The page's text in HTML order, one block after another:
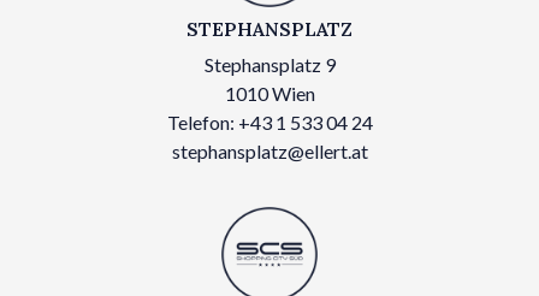
STEPHANSPLATZ
Stephansplatz 9
1010 Wien
Telefon: +43 1 533 04 24
stephansplatz@ellert.at